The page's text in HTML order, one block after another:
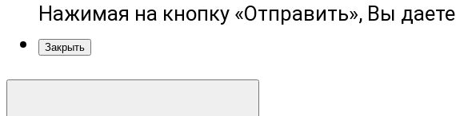
Нажимая на кнопку «Отправить», Вы даете
Закрыть